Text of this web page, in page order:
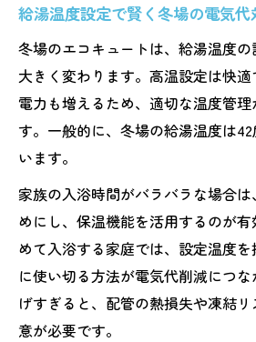
給湯温度設定で賢く冬場の電気代
冬場のエコキュートは、給湯温度
大きく変わります。高温設定は快
電力も増えるため、適切な温度管
す。一般的に、冬場の給湯温度は
います。
家族の入浴時間がバラバラな場合
めにし、保温機能を活用するのが
めて入浴する家庭では、設定温度
に使い切る方法が電気代削減につ
げすぎると、配管の熱損失や凍結
意が必要です。